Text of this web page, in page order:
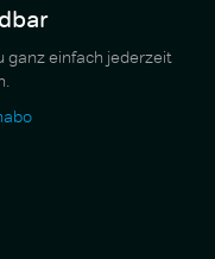
ganz einfach jederzeit